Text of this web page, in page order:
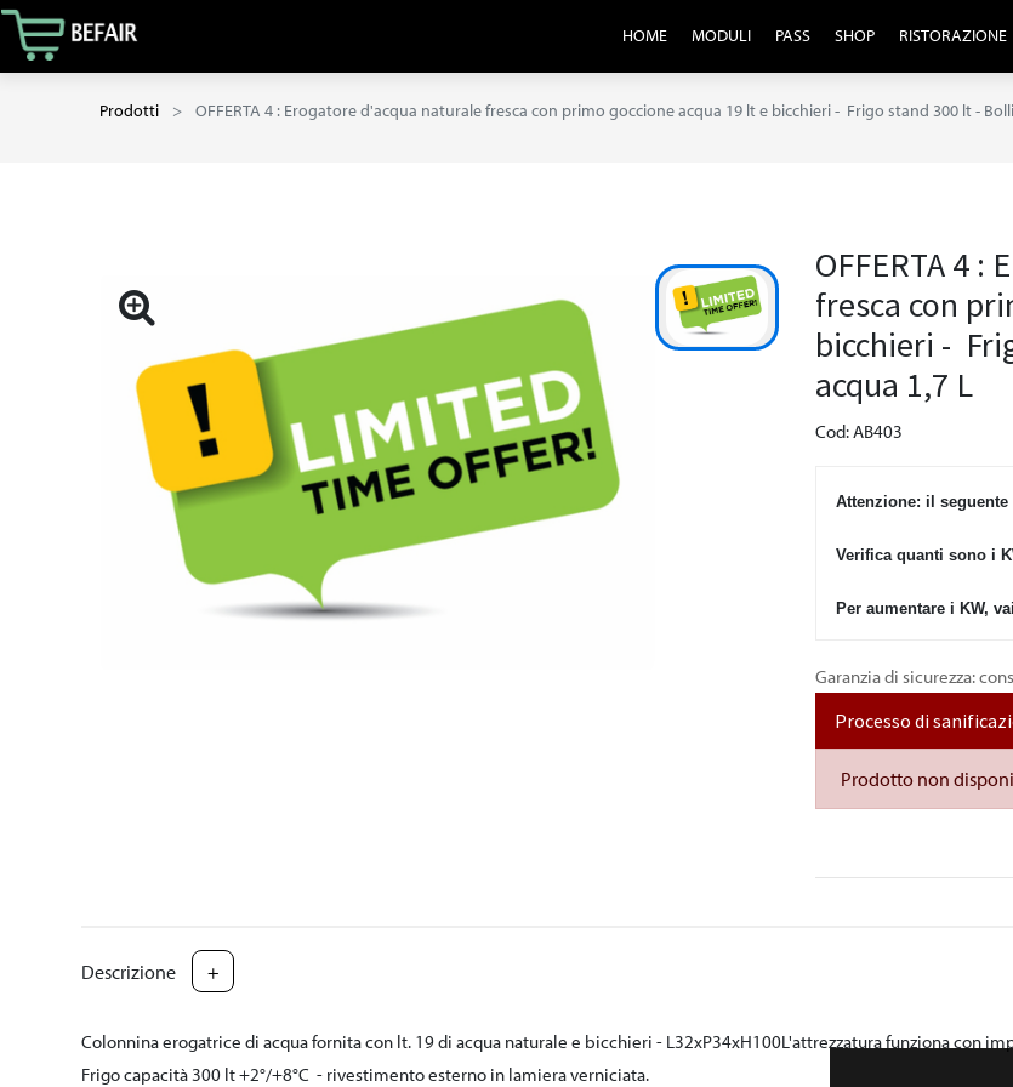
HOME MODULI PASS SHOP RISTORAZIONE
Prodotti OFFERTA 4 : Erogatore d'acqua naturale fresca con primo goccione acqua 19 lt e bicchieri - Frigo stand 300 lt -
OFFERTA 4
fresca con
bicchieri -
acqua 1,7 L
Cod: AB403
Attenzione: il
Verifica quanti sono i
Per aumentare i KW,
Garanzia di sicurezza:
Processo di
Prodotto non
Descrizione +
Colonnina erogatrice di acqua fornita con lt. 19 di acqua naturale e bicchieri - L32xP34xH100L'attrezzatura funziona con
Frigo capacità 300 lt +2°/+8°C - rivestimento esterno in lamiera verniciata.